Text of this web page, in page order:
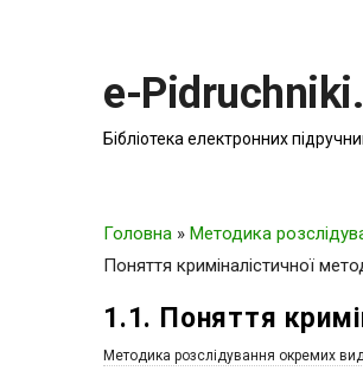
e-
Бібліотека електронних
Головна » Методика
Поняття криміналістичної
1.1. Поняття
Методика розслідування окремих